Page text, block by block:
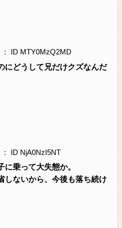
： ID MTY0MzQ2MD
にどうして兄だけクズなんだ
： ID NjA0NzI5NT
乗って大失態か。
しないから、今後も落ち続け